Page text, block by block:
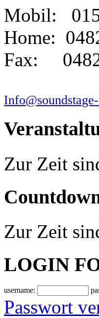
Mobil:
Home:
Fax:
Zur Zeit
Zur Zeit
LOGIN
username:
Passwort